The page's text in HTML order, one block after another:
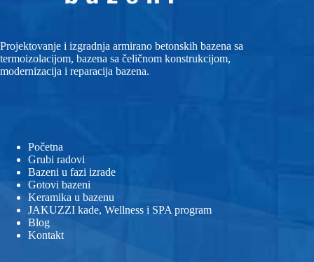
Projektovanje i izgradnja armirano betonskih bazena sa
termoizolacijom, bazena sa čeličnom konstrukcijom,
modernizacija i reparacija bazena.
Početna
Grubi radovi
Bazeni u fazi izrade
Gotovi bazeni
Keramika u bazenu
JAKUZZI kade, Wellness i SPA program
Blog
Kontakt